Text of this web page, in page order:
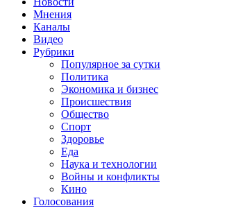
Мнения
Каналы
Видео
Рубрики
Популярное за сутки
Политика
Экономика и бизнес
Происшествия
Общество
Спорт
Здоровье
Еда
Наука и технологии
Войны и конфликты
Кино
Голосования